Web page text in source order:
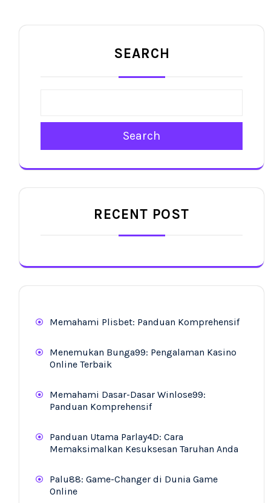
SEARCH
Search
RECENT POST
Memahami Plisbet: Panduan Komprehensif
Menemukan Bunga99: Pengalaman Kasino
Online Terbaik
Memahami Dasar-Dasar Winlose99:
Panduan Komprehensif
Panduan Utama Parlay4D: Cara
Memaksimalkan Kesuksesan Taruhan Anda
Palu88: Game-Changer di Dunia Game
Online